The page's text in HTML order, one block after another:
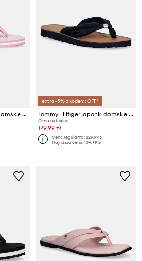
Tommy Hilfiger japonki damskie TH ITHACA STRIPE SUMMER SANDAL
extra -5% z kodem: OFF*
Tommy Hilfiger japonki damskie TH LTR FOOTBED SUMMER SANDAL
Cena aktualna:
129,99 zł
Cena regularna:229,99 zł
Najniższa cena:134,99 zł